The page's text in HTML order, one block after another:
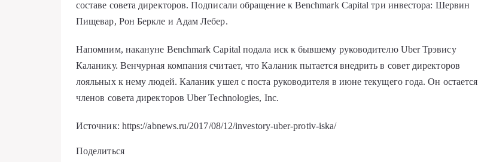
составе совета директоров. Подписали обращение к Benchmark Capital три инвестора: Шервин
Пищевар, Рон Беркле и Адам Лебер.
Напомним, накануне Benchmark Capital подала иск к бывшему руководителю Uber Трэвису
Каланику. Венчурная компания считает, что Каланик пытается внедрить в совет директоров
лояльных к нему людей. Каланик ушел с поста руководителя в июне текущего года. Он остается
членов совета директоров Uber Technologies, Inc.
Источник: https://abnews.ru/2017/08/12/investory-uber-protiv-iska/
Поделиться